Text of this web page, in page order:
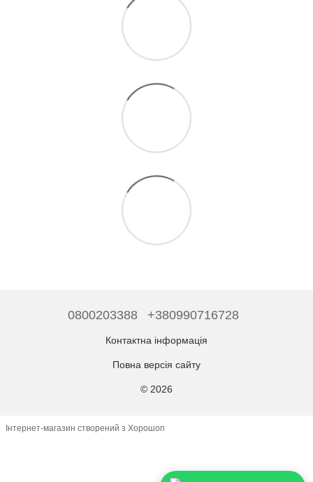
0800203388 +380990716728
Контактна інформація
Повна версія сайту
© 2026
Інтернет-магазин створений з Хорошоп